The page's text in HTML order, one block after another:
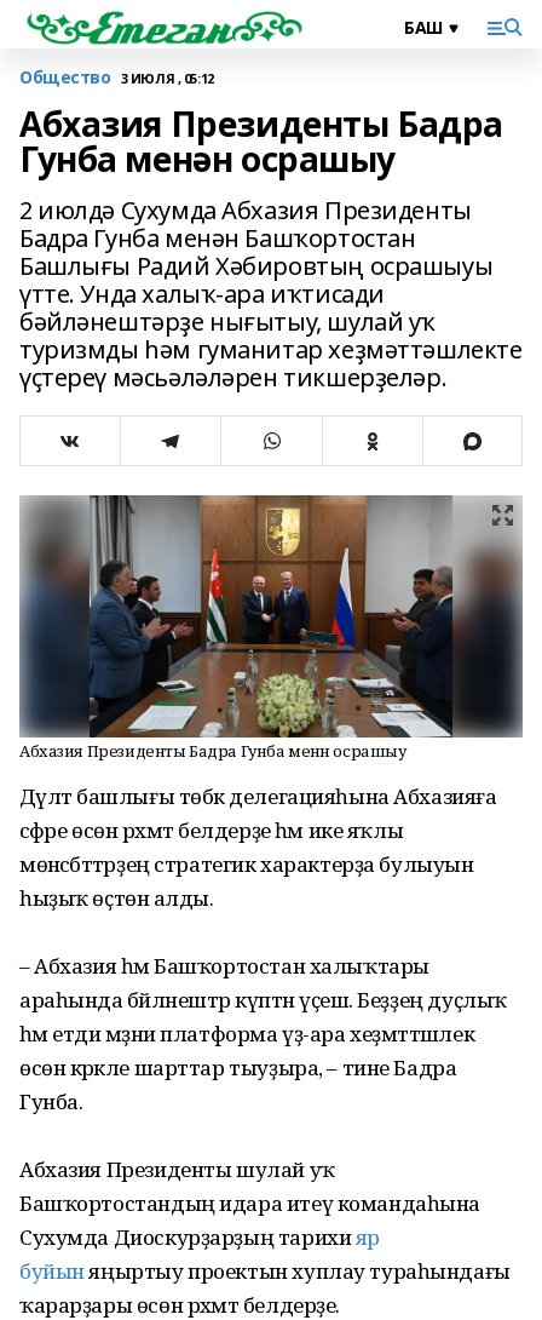
Общество 3 ИЮЛЯ , 05:12
Абхазия Президенты Бадра
Гунба менән осрашыу
2 июлдә Сухумда Абхазия Президенты
Бадра Гунба менән Башҡортостан
Башлығы Радий Хәбировтың осрашыуы
үтте. Унда халыҡ-ара иҡтисади
бәйләнештәрҙе нығытыу, шулай уҡ
туризмды һәм гуманитар хеҙмәттәшлекте
үҫтереү мәсьәләләрен тикшерҙеләр.
Абхазия Президенты Бадра Гунба менән осрашыу
Дәүләт башлығы төбәк делегацияһына Абхазияға
сәфәре өсөн рәхмәт белдерҙе һәм ике яҡлы
мөнәсәбәттәрҙең стратегик характерҙа булыуын
һыҙыҡ өҫтөнә алды.
– Абхазия һәм Башҡортостан халыҡтары
араһында бәйләнештәр күптән үҫешә. Беҙҙең дуҫлыҡ
һәм етди мәҙәни платформа үҙ-ара хеҙмәттәшлек
өсөн кәрәкле шарттар тыуҙыра, – тине Бадра
Гунба.
Абхазия Президенты шулай уҡ
Башҡортостандың идара итеү командаһына
Сухумда Диоскурҙарҙың тарихияр
буйыняңыртыу проектын хуплау тураһындағы
ҡарарҙары өсөн рәхмәт белдерҙе.